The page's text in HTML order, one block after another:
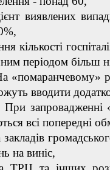
виявлених
кількості
періодом більш
вводити
всі попередні
на виніс,